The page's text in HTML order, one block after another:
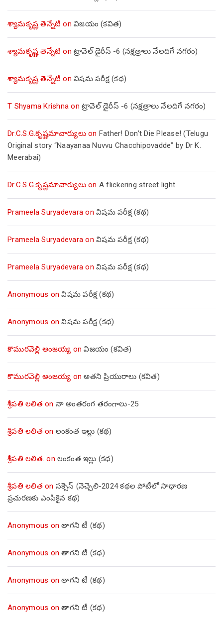
శ్యామకృష్ణ తెన్నేటి on విజయం (కవిత)
శ్యామకృష్ణ తెన్నేటి on ట్రావెల్ డైరీస్ -6 (నక్షత్రాలు నేలదిగే నగరం)
శ్యామకృష్ణ తెన్నేటి on విషమ పరీక్ష (క‌థ‌)
T Shyama Krishna on ట్రావెల్ డైరీస్ -6 (నక్షత్రాలు నేలదిగే నగరం)
Dr.C.S.G.కృష్ణమాచార్యులుon Father! Don’t Die Please! (Telugu
Original story “Naayanaa Nuvvu Chacchipovadde” by Dr K.
Meerabai)
Dr.C.S.G.కృష్ణమాచార్యులుon A flickering street light
Prameela Suryadevara on విషమ పరీక్ష (క‌థ‌)
Prameela Suryadevara on విషమ పరీక్ష (క‌థ‌)
Prameela Suryadevara on విషమ పరీక్ష (క‌థ‌)
Anonymous onవిషమ పరీక్ష (క‌థ‌)
Anonymous onవిషమ పరీక్ష (క‌థ‌)
కొమురవెల్లి అంజయ్య onవిజయం (కవిత)
కొమురవెల్లి అంజయ్య onఅతని ప్రియురాలు (కవిత)
శ్రీపతి లలిత on నా అంతరంగ తరంగాలు-25
శ్రీపతి లలిత on లంకంత ఇల్లు (కథ)
శ్రీపతి లలిత. on లంకంత ఇల్లు (కథ)
శ్రీపతి లలిత on సక్సెస్ (నెచ్చెలి-2024 కథల పోటీలో సాధారణ
ప్రచురణకు ఎంపికైన కథ)
Anonymous onతాగని టీ (కథ)
Anonymous onతాగని టీ (కథ)
Anonymous onతాగని టీ (కథ)
Anonymous onతాగని టీ (కథ)